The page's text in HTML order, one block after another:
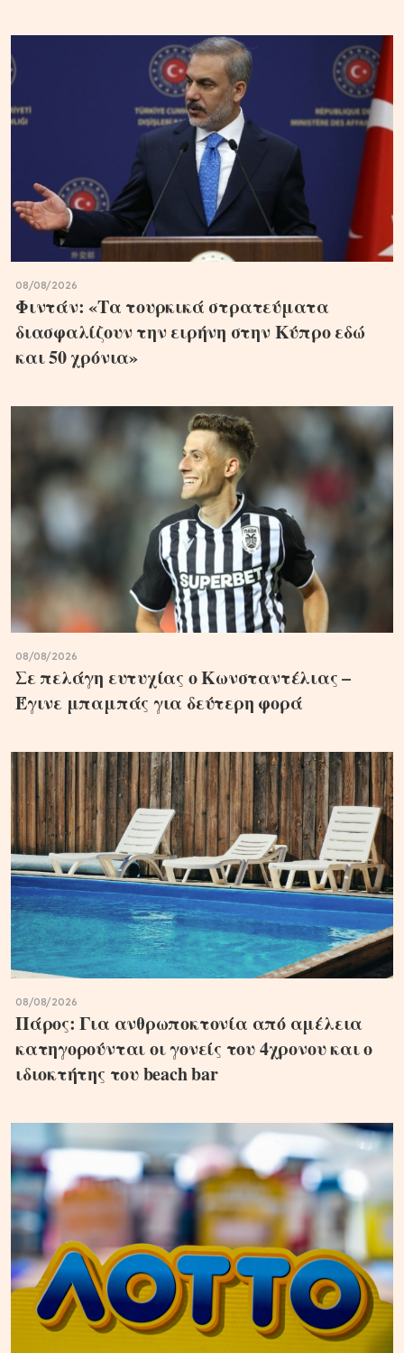
08/08/2026
Φιντάν: «Τα τουρκικά στρατεύματα
διασφαλίζουν την ειρήνη στην Κύπρο εδώ
και 50 χρόνια»
08/08/2026
Σε πελάγη ευτυχίας ο Κωνσταντέλιας –
Έγινε μπαμπάς για δεύτερη φορά
08/08/2026
Πάρος: Για ανθρωποκτονία από αμέλεια
κατηγορούνται οι γονείς του 4χρονου και ο
ιδιοκτήτης του beach bar